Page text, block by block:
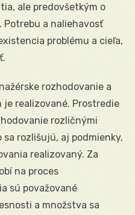
ale predovšetkým o
Potrebu a naliehavosť
problému a cieľa,
rozhodovanie a
realizované. Prostredie
rozličnými
sa rozlišujú, aj podmienky,
realizovaný. Za
na proces
sú považované
a množstva sa